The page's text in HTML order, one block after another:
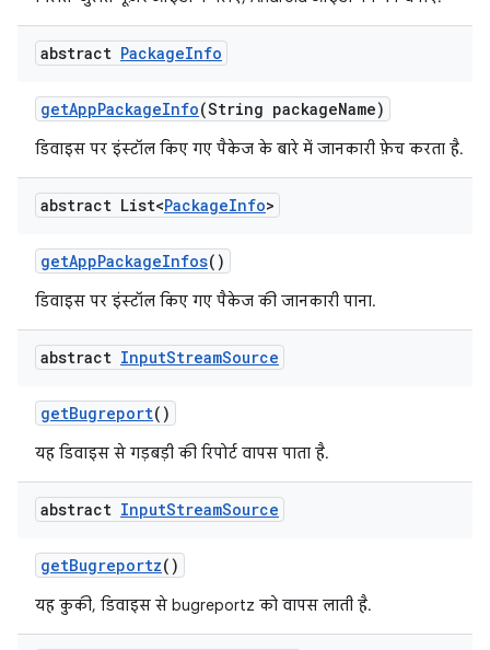
abstract PackageInfo
getAppPackageInfo(String packageName)
डिवाइस पर इंस्टॉल किए गए पैकेज के बारे में जानकारी फ़ेच करता है.
abstract List<PackageInfo>
getAppPackageInfos()
डिवाइस पर इंस्टॉल किए गए पैकेज की जानकारी पाना.
abstract InputStreamSource
getBugreport()
यह डिवाइस से गड़बड़ी की रिपोर्ट वापस पाता है.
abstract InputStreamSource
getBugreportz()
यह कुकी, डिवाइस से bugreportz को वापस लाती है.